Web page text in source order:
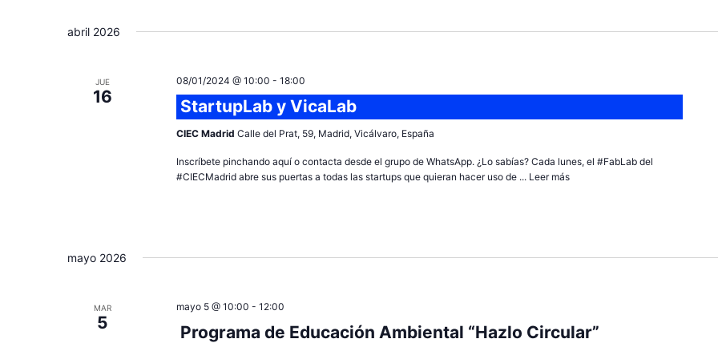
abril 2026
JUE
16
08/01/2024 @ 10:00 - 18:00
StartupLab y VicaLab
CIEC Madrid Calle del Prat, 59, Madrid, Vicálvaro, España
Inscríbete pinchando aquí o contacta desde el grupo de WhatsApp. ¿Lo sabías? Cada lunes, el #FabLab del
#CIECMadrid abre sus puertas a todas las startups que quieran hacer uso de ... Leer más
mayo 2026
MAR
5
mayo 5 @ 10:00 - 12:00
Programa de Educación Ambiental “Hazlo Circular”